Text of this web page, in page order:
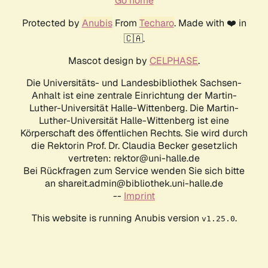
Protected by AnubisFrom Techaro. Made with ❤️ in
🇨🇦.
Mascot design by CELPHASE.
Die Universitäts- und Landesbibliothek Sachsen-
Anhalt ist eine zentrale Einrichtung der Martin-
Luther-Universität Halle-Wittenberg. Die Martin-
Luther-Universität Halle-Wittenberg ist eine
Körperschaft des öffentlichen Rechts. Sie wird durch
die Rektorin Prof. Dr. Claudia Becker gesetzlich
vertreten: rektor@uni-halle.de
Bei Rückfragen zum Service wenden Sie sich bitte
an shareit.admin@bibliothek.uni-halle.de
-- Imprint
This website is running Anubis version v1.25.0.